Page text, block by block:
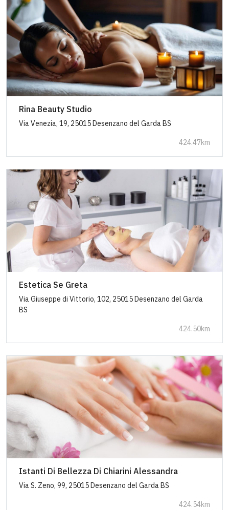
Rina Beauty Studio
Via Venezia, 19, 25015 Desenzano del Garda BS
424.47km
Estetica Se Greta
Via Giuseppe di Vittorio, 102, 25015 Desenzano del Garda
BS
424.50km
Istanti Di Bellezza Di Chiarini Alessandra
Via S. Zeno, 99, 25015 Desenzano del Garda BS
424.54km